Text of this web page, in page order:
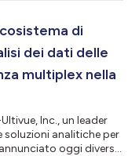
generazione per
di
dei dati delle
multiplex nella
Inc., un leader
soluzioni analitiche per
oggi diverse